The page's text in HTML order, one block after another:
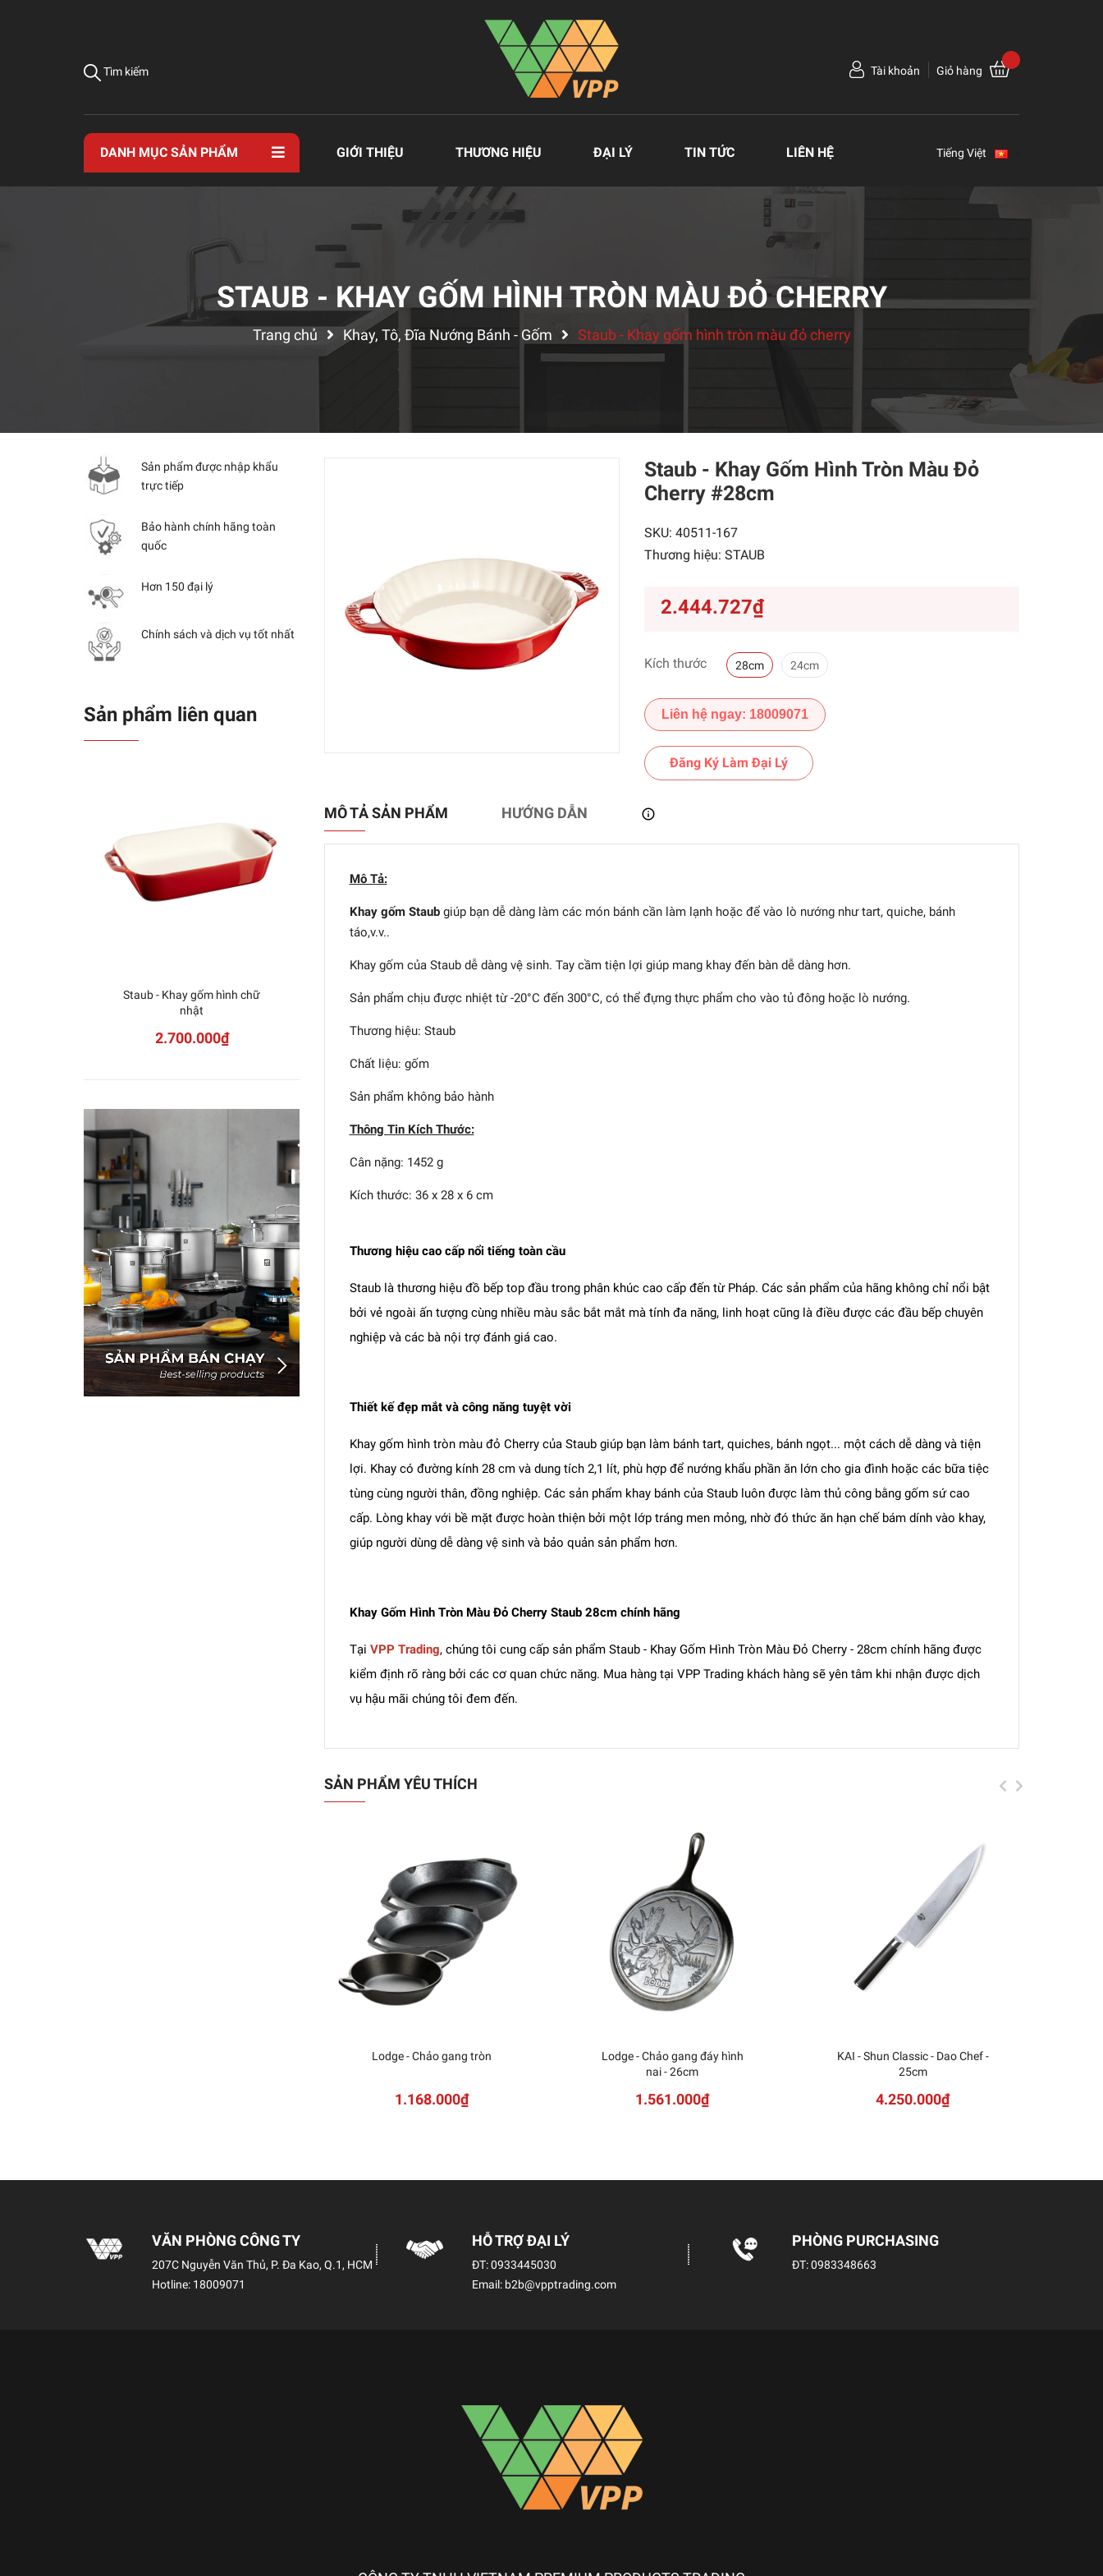
Tìm kiếm Tài khoản Giỏ hàng
DANH MỤC SẢN PHẨM GIỚI THIỆU THƯƠNG HIỆU ĐẠI LÝ TIN TỨC LIÊN HỆ Tiếng Việt
STAUB - KHAY GỐM HÌNH TRÒN MÀU ĐỎ CHERRY
Trang chủ Khay, Tô, Đĩa Nướng Bánh - Gốm Staub - Khay gốm hình tròn màu đỏ cherry
Staub - Khay Gốm Hình Tròn Màu Đỏ
Cherry #28cm
SKU: 40511-167
Thương hiệu: STAUB
2.444.727₫
Kích thước 28cm 24cm
Liên hệ ngay: 18009071
Đăng Ký Làm Đại Lý
MÔ TẢ SẢN PHẨM HƯỚNG DẪN
Mô Tả:
Khay gốm Staubgiúp bạn dễ dàng làm các món bánh cần làm lạnh hoặc để vào lò nướng như tart, quiche, bánh
táo,v.v..
Khay gốm của Staub dễ dàng vệ sinh. Tay cầm tiện lợi giúp mang khay đến bàn dễ dàng hơn.
Sản phẩm chịu được nhiệt từ -20°C đến 300°C, có thể đựng thực phẩm cho vào tủ đông hoặc lò nướng.
Thương hiệu: Staub
Chất liệu: gốm
Sản phẩm không bảo hành
Thông Tin Kích Thước:
Cân nặng: 1452 g
Kích thước: 36 x 28 x 6 cm
Thương hiệu cao cấp nổi tiếng toàn cầu
Staub là thương hiệu đồ bếp top đầu trong phân khúc cao cấp đến từ Pháp. Các sản phẩm của hãng không chỉ nổi bật
bởi vẻ ngoài ấn tượng cùng nhiều màu sắc bắt mắt mà tính đa năng, linh hoạt cũng là điều được các đầu bếp chuyên
nghiệp và các bà nội trợ đánh giá cao.
Thiết kế đẹp mắt và công năng tuyệt vời
Khay gốm hình tròn màu đỏ Cherry của Staub giúp bạn làm bánh tart, quiches, bánh ngọt... một cách dễ dàng và tiện
lợi. Khay có đường kính 28 cm và dung tích 2,1 lít, phù hợp để nướng khẩu phần ăn lớn cho gia đình hoặc các bữa tiệc
tùng cùng người thân, đồng nghiệp. Các sản phẩm khay bánh của Staub luôn được làm thủ công bằng gốm sứ cao
cấp. Lòng khay với bề mặt được hoàn thiện bởi một lớp tráng men mỏng, nhờ đó thức ăn hạn chế bám dính vào khay,
giúp người dùng dễ dàng vệ sinh và bảo quản sản phẩm hơn.
Khay Gốm Hình Tròn Màu Đỏ Cherry Staub 28cm chính hãng
Tại VPP Trading, chúng tôi cung cấp sản phẩm Staub - Khay Gốm Hình Tròn Màu Đỏ Cherry - 28cm chính hãng được
kiểm định rõ ràng bởi các cơ quan chức năng. Mua hàng tại VPP Trading khách hàng sẽ yên tâm khi nhận được dịch
vụ hậu mãi chúng tôi đem đến.
SẢN PHẨM YÊU THÍCH
Lodge - Chảo gang tròn
1.168.000₫
Lodge - Chảo gang đáy hình
nai - 26cm
1.561.000₫
KAI - Shun Classic - Dao Chef -
25cm
4.250.000₫
Sản phẩm được nhập khẩu
trực tiếp
Bảo hành chính hãng toàn
quốc
Hơn 150 đại lý
Chính sách và dịch vụ tốt nhất
Sản phẩm liên quan
Staub - Khay gốm hình chữ
nhật
2.700.000₫
VĂN PHÒNG CÔNG TY
207C Nguyễn Văn Thủ, P. Đa Kao, Q.1, HCM
Hotline: 18009071
HỖ TRỢ ĐẠI LÝ
ĐT:0933445030
Email: b2b@vpptrading.com
PHÒNG PURCHASING
ĐT:0983348663